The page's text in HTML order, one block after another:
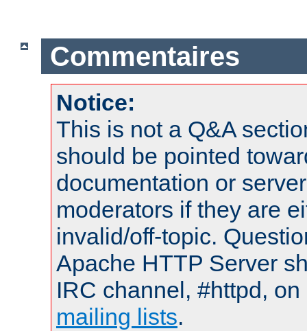
Commentaires
Notice:
This is not a Q&A
should be pointed
documentation or
moderators if they are
invalid/off-topic.
Apache HTTP Server
IRC channel, #httpd,
mailing lists.